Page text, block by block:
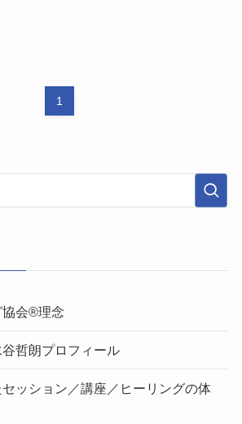
1
会®理念
谷哲朗プロフィール
ッション／講座／ヒーリングの体